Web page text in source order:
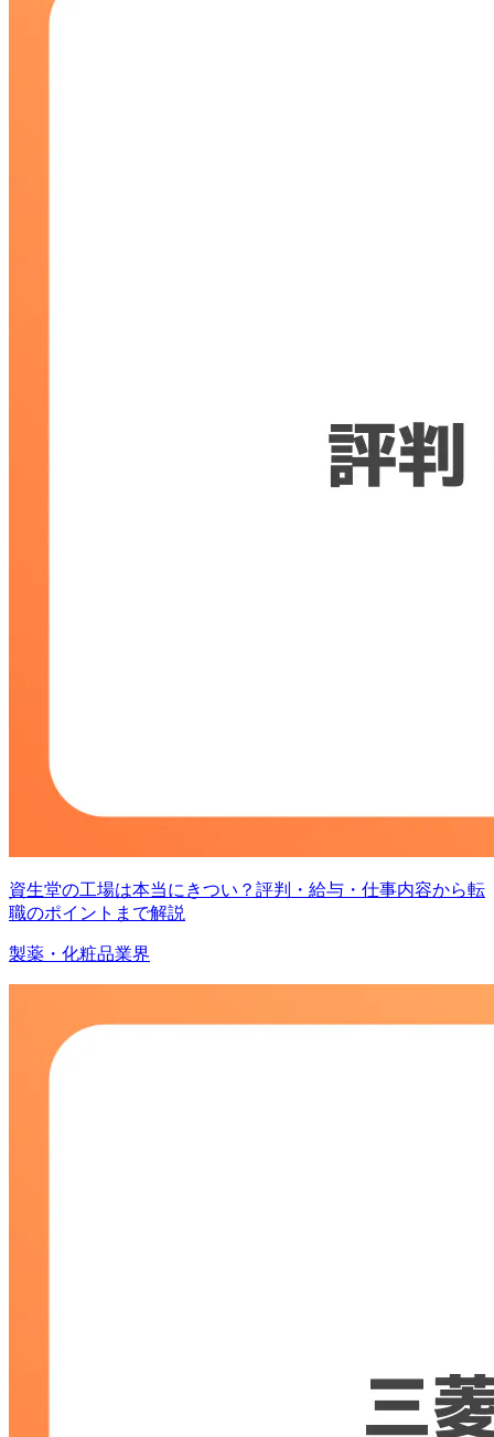
資生堂の工場は本当にきつい？評判・給与・仕事内容から転
職のポイントまで解説
製薬・化粧品業界